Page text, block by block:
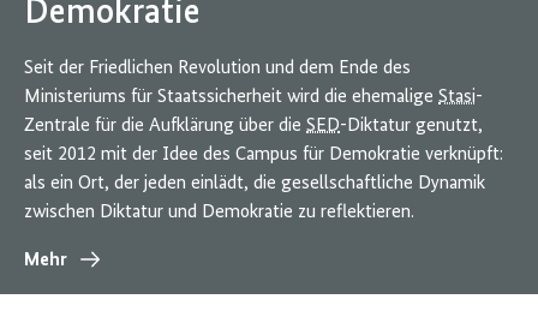
Demokratie
Seit der Friedlichen Revolution und dem Ende des
Ministeriums für Staatssicherheit wird die ehemalige Stasi-
Zentrale für die Aufklärung über die SED-Diktatur genutzt,
seit 2012 mit der Idee des Campus für Demokratie verknüpft:
als ein Ort, der jeden einlädt, die gesellschaftliche Dynamik
zwischen Diktatur und Demokratie zu reflektieren.
Mehr